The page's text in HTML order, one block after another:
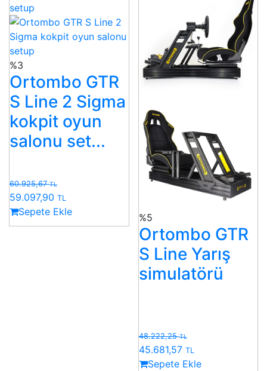
%3
Ortombo GTR
S Line 2 Sigma
kokpit oyun
salonu set...
60.925,67TL
59.097,90 TL
Sepete Ekle %5
Ortombo GTR
S Line Yarış
simulatörü
48.222,25TL
45.681,57 TL
Sepete Ekle